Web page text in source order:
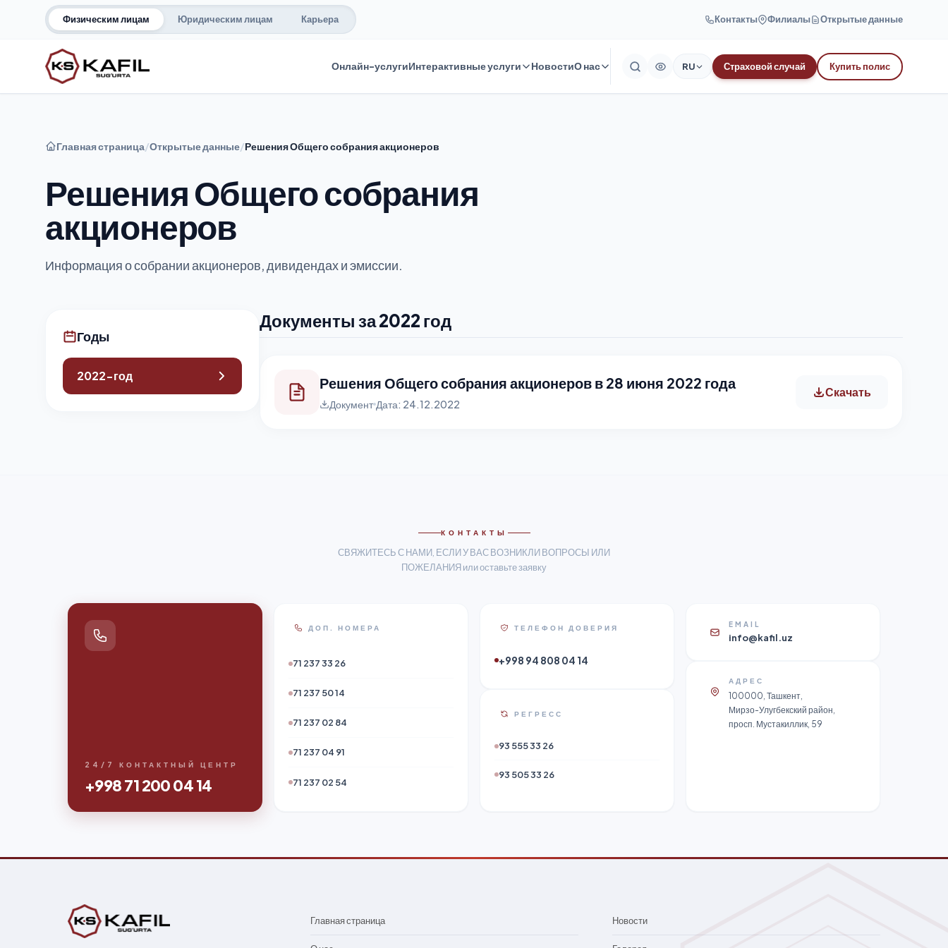
Физическим лицам Юридическим лицам Карьера Контакты Филиалы Открытые данные
Онлайн-услугиИнтерактивные услуги НовостиО нас RU Страховой случай Купить полис
Главная страница/Открытые данные/Решения Общего собрания акционеров
Решения Общего собрания
акционеров
Информация о собрании акционеров, дивидендах и эмиссии.
Годы
2022-год
Документы за 2022 год
Решения Общего собрания акционеров в 28 июня 2022 года
Документ Дата: 24.12.2022
Скачать
КОНТАКТЫ
СВЯЖИТЕСЬ С НАМИ, ЕСЛИ У ВАС ВОЗНИКЛИ ВОПРОСЫ ИЛИ
ПОЖЕЛАНИЯ или оставьте заявку
24/7 КОНТАКТНЫЙ ЦЕНТР
+998 71 200 04 14
ДОП. НОМЕРА
71 237 33 26
71 237 50 14
71 237 02 84
71 237 04 91
71 237 02 54
ТЕЛЕФОН ДОВЕРИЯ
+998 94 808 04 14
РЕГРЕСС
93 555 33 26
93 505 33 26
EMAIL
info@kafil.uz
АДРЕС
100000, Ташкент,
Мирзо-Улугбекский район,
просп. Мустакиллик, 59
Главная страница Новости